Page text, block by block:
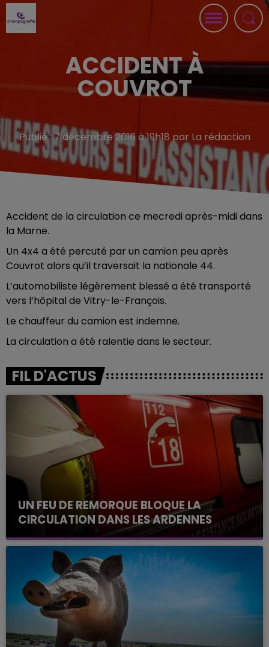
ACCIDENT À
COUVROT
Publié : 7 décembre 2016 à 19h18 par La rédaction
Accident de la circulation ce mecredi après-midi dans
la Marne.
Un 4x4 a été percuté par un camion peu après
Couvrot alors qu’il traversait la nationale 44.
L’automobiliste légèrement blessé a été transporté
vers l’hôpital de Vitry-le-François.
Le chauffeur du camion est indemne.
La circulation a été ralentie dans le secteur.
FIL D'ACTUS
UN FEU DE REMORQUE BLOQUE LA
CIRCULATION DANS LES ARDENNES
Un feu de remorque s'est déclaré ce mercredi en
fin de matinée sur l'A34.